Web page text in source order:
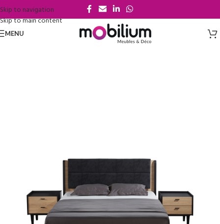
Skip to navigation
Skip to main content
MENU